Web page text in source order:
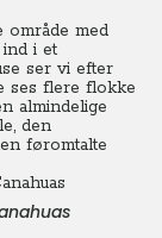
område med
i et
ser vi efter
ses flere flokke
almindelige
den
føromtalte